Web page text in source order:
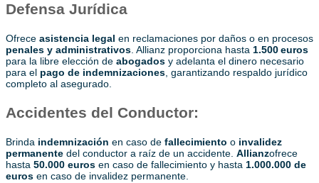
Defensa Jurídica
Ofrece asistencia legal en reclamaciones por daños o en procesos
penales y administrativos. Allianz proporciona hasta 1.500 euros
para la libre elección de abogados y adelanta el dinero necesario
para el pago de indemnizaciones, garantizando respaldo jurídico
completo al asegurado.
Accidentes del Conductor:
Brinda indemnización en caso de fallecimiento o invalidez
permanente del conductor a raíz de un accidente. Allianzofrece
hasta 50.000 euros en caso de fallecimiento y hasta 1.000.000 de
euros en caso de invalidez permanente.